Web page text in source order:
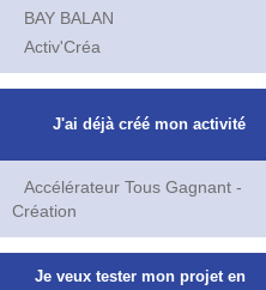
BAY BALAN
Activ'Créa
J'ai déjà créé mon activité
Accélérateur Tous Gagnant -
Création
Je veux tester mon projet en